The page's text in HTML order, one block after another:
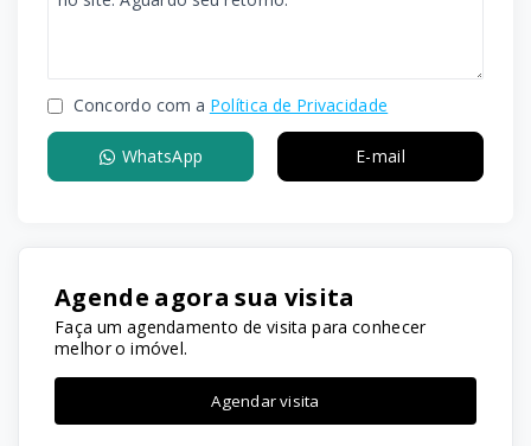
Concordo com a Política de Privacidade
WhatsApp E-mail
Agende agora sua visita
Faça um agendamento de visita para conhecer
melhor o imóvel.
Agendar visita